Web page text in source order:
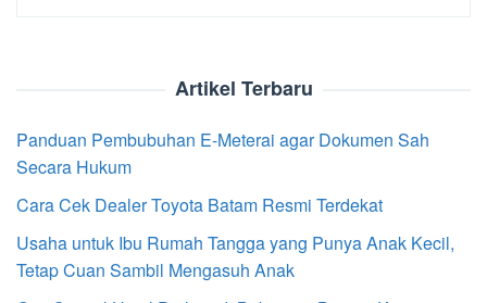
Artikel Terbaru
Panduan Pembubuhan E-Meterai agar Dokumen Sah
Secara Hukum
Cara Cek Dealer Toyota Batam Resmi Terdekat
Usaha untuk Ibu Rumah Tangga yang Punya Anak Kecil,
Tetap Cuan Sambil Mengasuh Anak